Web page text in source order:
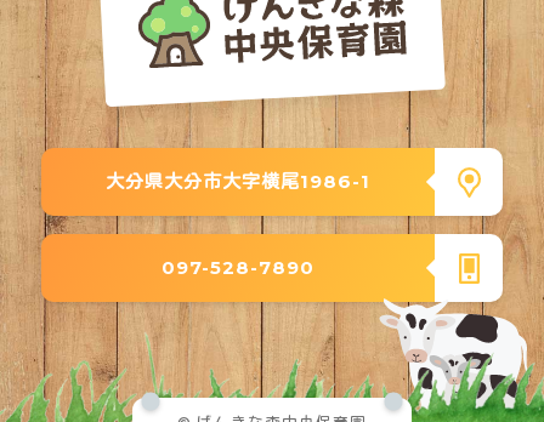
大分県大分市大字横尾1986-1
097-528-7890